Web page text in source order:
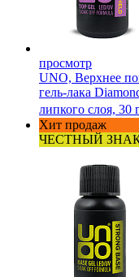
просмотр
UNO, Верхнее
гель-лака
липкого слоя, 30
Хит продаж
ЧЕСТНЫЙ